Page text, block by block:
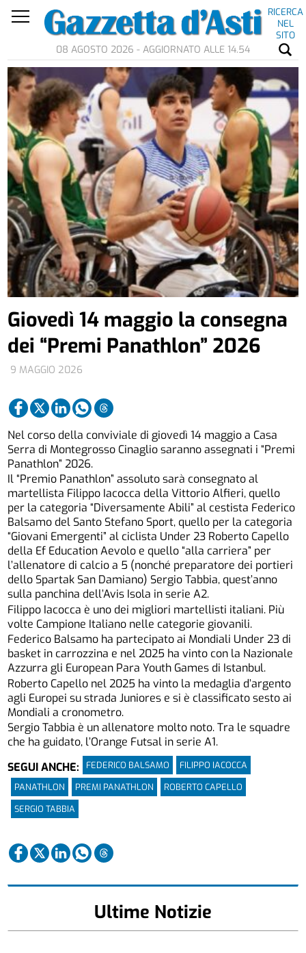
RICERCA
NEL
SITO
08 AGOSTO 2026 - AGGIORNATO ALLE 14.54
9 MAGGIO 2026
Giovedì 14 maggio la consegna
dei “Premi Panathlon” 2026
Nel corso della conviviale di giovedì 14 maggio a Casa
Serra di Montegrosso Cinaglio saranno assegnati i “Premi
Panathlon” 2026.
Il “Premio Panathlon” assoluto sarà consegnato al
martellista Filippo Iacocca della Vittorio Alfieri, quello
per la categoria “Diversamente Abili” al cestista Federico
Balsamo del Santo Stefano Sport, quello per la categoria
“Giovani Emergenti” al ciclista Under 23 Roberto Capello
della Ef Education Aevolo e quello “alla carriera” per
l’allenatore di calcio a 5 (nonché preparatore dei portieri
dello Spartak San Damiano) Sergio Tabbia, quest’anno
sulla panchina dell’Avis Isola in serie A2.
Filippo Iacocca è uno dei migliori martellisti italiani. Più
volte Campione Italiano nelle categorie giovanili.
Federico Balsamo ha partecipato ai Mondiali Under 23 di
basket in carrozzina e nel 2025 ha vinto con la Nazionale
Azzurra gli European Para Youth Games di Istanbul.
Roberto Capello nel 2025 ha vinto la medaglia d’argento
agli Europei su strada Juniores e si è classificato sesto ai
Mondiali a cronometro.
Sergio Tabbia è un allenatore molto noto. Tra le squadre
che ha guidato, l’Orange Futsal in serie A1.
SEGUI ANCHE:
FEDERICO BALSAMO
FILIPPO IACOCCA
PANATHLON
PREMI PANATHLON
ROBERTO CAPELLO
SERGIO TABBIA
Ultime Notizie